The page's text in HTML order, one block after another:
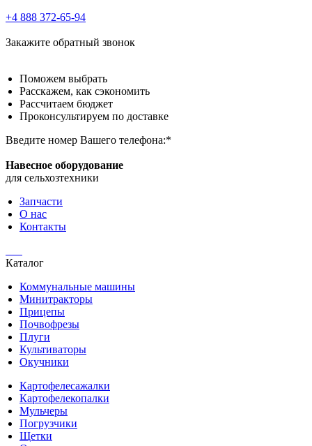
+4 888 372-65-94
Закажите обратный звонок
Поможем выбрать
Расскажем, как сэкономить
Рассчитаем бюджет
Проконсультируем по доставке
Введите номер Вашего телефона:*
Навесное оборудование
для сельхозтехники
Запчасти
О нас
Контакты
Каталог
Коммунальные машины
Минитракторы
Прицепы
Почвофрезы
Плуги
Культиваторы
Окучники
Картофелесажалки
Картофелекопалки
Мульчеры
Погрузчики
Щетки